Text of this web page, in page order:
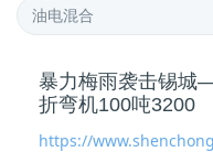
暴力梅雨袭击锡城
折弯机100吨3200
https://